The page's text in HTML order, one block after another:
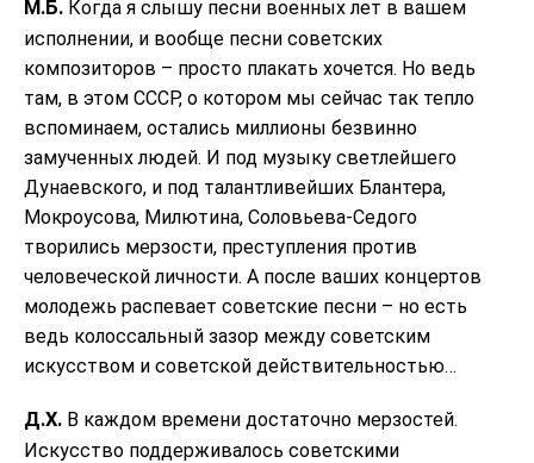
М.Б. Когда я слышу песни военных лет в вашем
исполнении, и вообще песни советских
композиторов – просто плакать хочется. Но ведь
там, в этом СССР, о котором мы сейчас так тепло
вспоминаем, остались миллионы безвинно
замученных людей. И под музыку светлейшего
Дунаевского, и под талантливейших Блантера,
Мокроусова, Милютина, Соловьева-Седого
творились мерзости, преступления против
человеческой личности. А после ваших концертов
молодежь распевает советские песни – но есть
ведь колоссальный зазор между советским
искусством и советской действительностью…
Д.Х. В каждом времени достаточно мерзостей.
Искусство поддерживалось советскими